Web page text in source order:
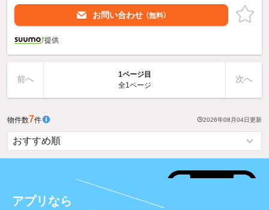
お問い合わせ （無料）
提供
前へ
1ページ目
全1ページ
次へ
物件数7件 2026年08月04日更新
アプリなら